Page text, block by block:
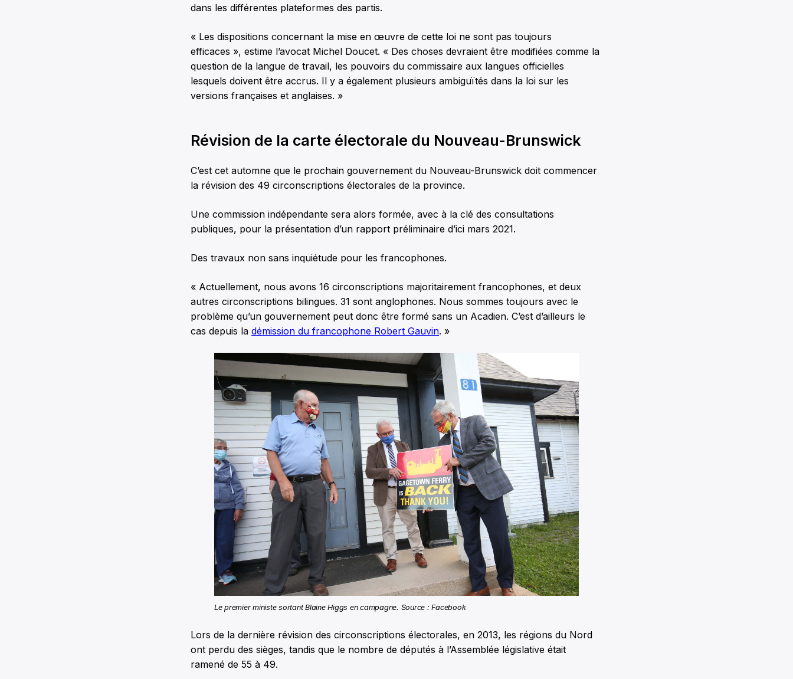
dans les différentes plateformes des partis.
« Les dispositions concernant la mise en œuvre de cette loi ne sont pas toujours
efficaces », estime l’avocat Michel Doucet. « Des choses devraient être modifiées comme la
question de la langue de travail, les pouvoirs du commissaire aux langues officielles
lesquels doivent être accrus. Il y a également plusieurs ambiguïtés dans la loi sur les
versions françaises et anglaises. »
Révision de la carte électorale du Nouveau-Brunswick
C’est cet automne que le prochain gouvernement du Nouveau-Brunswick doit commencer
la révision des 49 circonscriptions électorales de la province.
Une commission indépendante sera alors formée, avec à la clé des consultations
publiques, pour la présentation d’un rapport préliminaire d’ici mars 2021.
Des travaux non sans inquiétude pour les francophones.
« Actuellement, nous avons 16 circonscriptions majoritairement francophones, et deux
autres circonscriptions bilingues. 31 sont anglophones. Nous sommes toujours avec le
problème qu’un gouvernement peut donc être formé sans un Acadien. C’est d’ailleurs le
cas depuis la démission du francophone Robert Gauvin. »
Le premier ministe sortant Blaine Higgs en campagne. Source : Facebook
Lors de la dernière révision des circonscriptions électorales, en 2013, les régions du Nord
ont perdu des sièges, tandis que le nombre de députés à l’Assemblée législative était
ramené de 55 à 49.